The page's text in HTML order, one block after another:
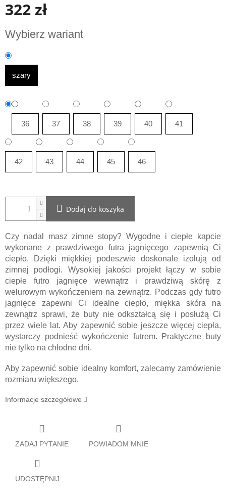
322 zł
jednostkowa:
Wybierz wariant
szary
36 37 38 39 40 41
42 43 44 45 46
Dodaj do koszyka
Czy nadal masz zimne stopy? Wygodne i ciepłe kapcie
wykonane z prawdziwego futra jagnięcego zapewnią Ci
ciepło. Dzięki miękkiej podeszwie doskonale izolują od
zimnej podłogi. Wysokiej jakości projekt łączy w sobie
ciepłe futro jagnięce wewnątrz i prawdziwą skórę z
welurowym wykończeniem na zewnątrz. Podczas gdy futro
jagnięce zapewni Ci idealne ciepło, miękka skóra na
zewnątrz sprawi, że buty nie odkształcą się i posłużą Ci
przez wiele lat. Aby zapewnić sobie jeszcze więcej ciepła,
wystarczy podnieść wykończenie futrem. Praktyczne buty
nie tylko na chłodne dni.
Aby zapewnić sobie idealny komfort, zalecamy zamówienie
rozmiaru większego.
Informacje szczegółowe
ZADAJ PYTANIE POWIADOM MNIE
UDOSTĘPNIJ